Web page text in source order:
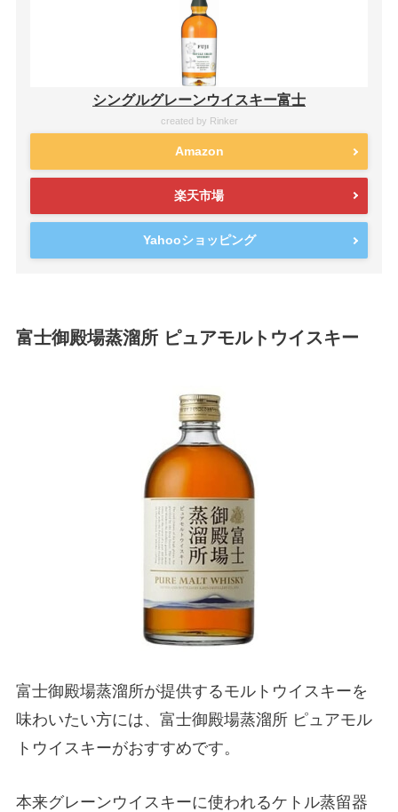
シングルグレーンウイスキー富士
created by Rinker
Amazon
楽天市場
Yahooショッピング
富士御殿場蒸溜所 ピュアモルトウイスキー
富士御殿場蒸溜所が提供するモルトウイスキーを
味わいたい方には、富士御殿場蒸溜所 ピュアモル
トウイスキーがおすすめです。
本来グレーンウイスキーに使われるケトル蒸留器